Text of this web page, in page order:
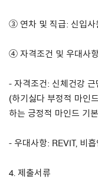
③ 연차 및 직급: 신입사
④ 자격조건 및 우대사항
- 자격조건: 신체건강
(하기싫다 부정적 마인
하는 긍정적 마인드 기
- 우대사항: REVIT, 비
4. 제출서류